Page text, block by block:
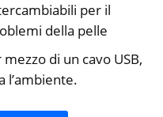
per il
della pelle
di un cavo USB,
l’ambiente.